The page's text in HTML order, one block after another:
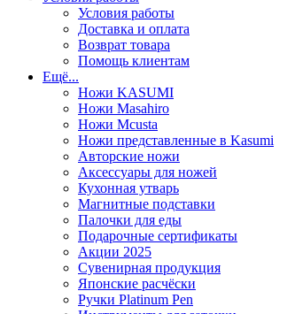
Условия работы
Доставка и оплата
Возврат товара
Помощь клиентам
Ещё...
Ножи KASUMI
Ножи Masahiro
Ножи Mcusta
Ножи представленные в Kasumi
Авторские ножи
Аксессуары для ножей
Кухонная утварь
Магнитные подставки
Палочки для еды
Подарочные сертификаты
Акции 2025
Сувенирная продукция
Японские расчёски
Ручки Platinum Pen